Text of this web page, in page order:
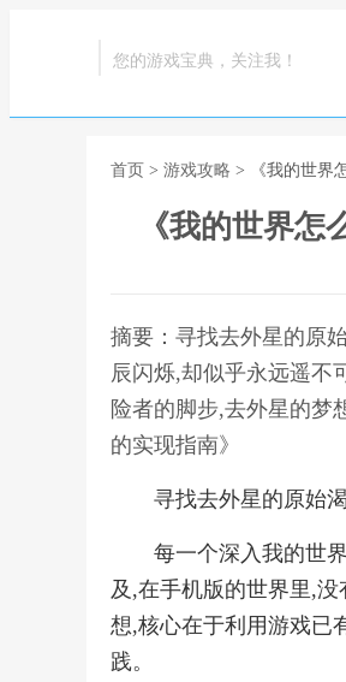
您的游戏宝典，关注我！
首页 > 游戏攻略 > 《我的世界
《我的世界怎
摘要：寻找去外星的原
辰闪烁,却似乎永远遥不
险者的脚步,去外星的梦
的实现指南》
寻找去外星的原始
每一个深入我的世
及,在手机版的世界里,
想,核心在于利用游戏已
践。